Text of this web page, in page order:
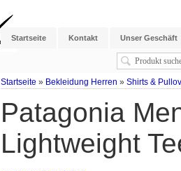
Startseite Kontakt Unser Geschäft
Startseite » Bekleidung Herren » Shirts &
Patagonia
Lightweight